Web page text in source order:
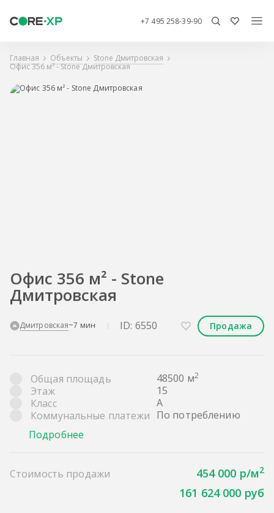
+7 495 258-39-90
Главная Объекты
Stone Дмитровская
Офис 356 м² - Stone Дмитровская
Офис 356 м² - Stone
Дмитровская
Дмитровская~7 мин ID: 6550 Продажа
Общая площадь 48500 м2
Этаж
15
Класс
A
Коммунальные платежи По потреблению
Подробнее
Стоимость продажи 454 000 р/м2
161 624 000 руб